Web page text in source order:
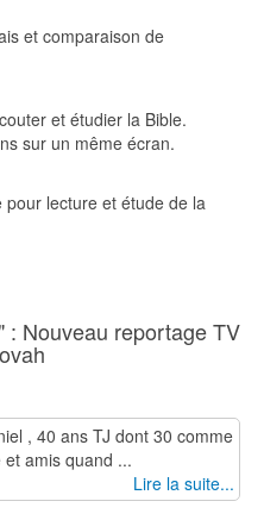
et comparaison de
et étudier la Bible.
sur un même écran.
lecture et étude de la
: Nouveau reportage TV
, 40 ans TJ dont 30 comme
amis quand ...
Lire la suite...